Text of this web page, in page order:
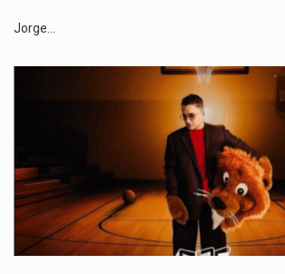
Jorge…